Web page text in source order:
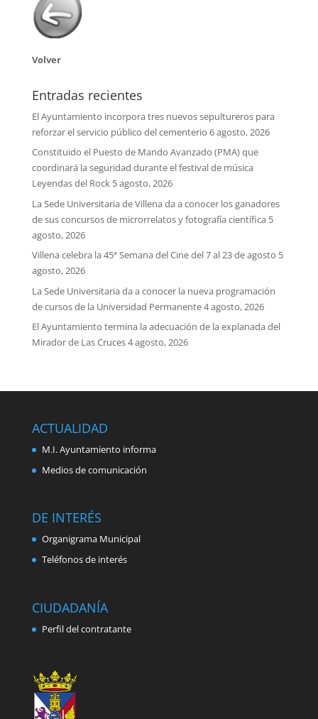
Volver
Entradas recientes
El Ayuntamiento incorpora tres nuevos sepultureros para
reforzar el servicio público del cementerio 6 agosto, 2026
Constituido el Puesto de Mando Avanzado (PMA) que
coordinará la seguridad durante el festival de música
Leyendas del Rock 5 agosto, 2026
La Sede Universitaria de Villena da a conocer los ganadores
de sus concursos de microrrelatos y fotografía científica 5
agosto, 2026
Villena celebra la 45ª Semana del Cine del 7 al 23 de agosto 5
agosto, 2026
La Sede Universitaria da a conocer la nueva programación
de cursos de la Universidad Permanente4 agosto, 2026
El Ayuntamiento termina la adecuación de la explanada del
Mirador de Las Cruces4 agosto, 2026
ACTUALIDAD
M.I. Ayuntamiento informa
Medios de comunicación
DE INTERÉS
Organigrama Municipal
Teléfonos de interés
CIUDADANÍA
Perfil del contratante